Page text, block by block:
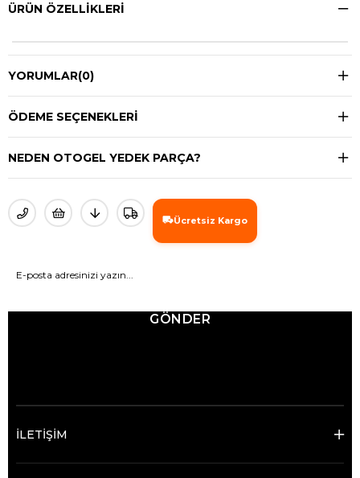
ÜRÜN ÖZELLIKLERI
YORUMLAR(0)
ÖDEME SEÇENEKLERI
NEDEN OTOGEL YEDEK PARÇA?
Ücretsiz Kargo
GÖNDER
İLETİŞİM